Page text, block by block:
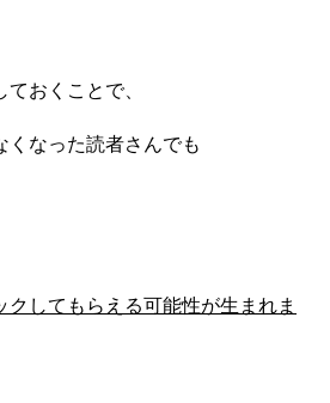
おくことで、
くなった読者さんでも
してもらえる可能性が生まれま